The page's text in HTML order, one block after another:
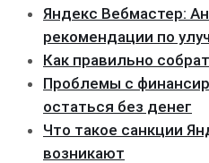
Яндекс Вебмастер:
рекомендации по
Как правильно
Проблемы с
остаться без денег
Что такое санкции
возникают